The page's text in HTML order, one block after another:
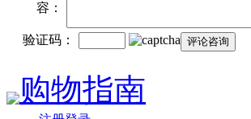
容：
验证码：
购物指南